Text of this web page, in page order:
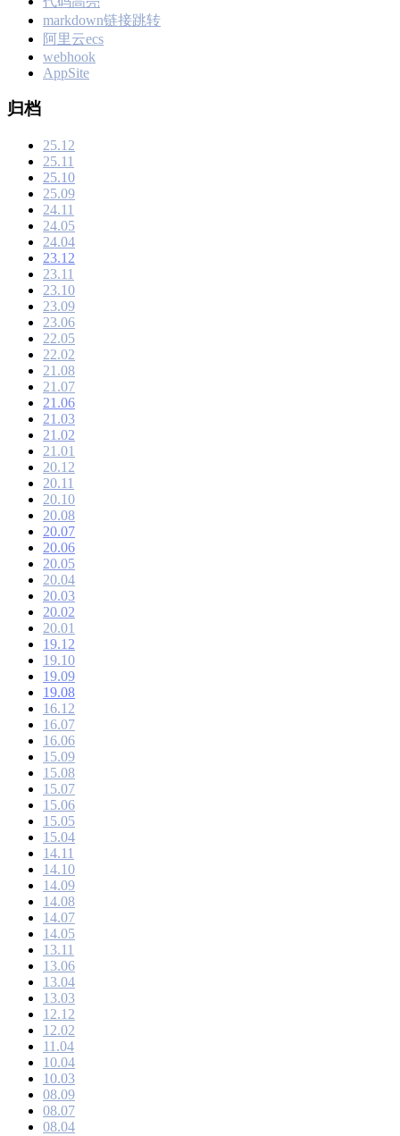
markdown链接跳转
阿里云ecs
webhook
AppSite
归档
25.12
25.11
25.10
25.09
24.11
24.05
24.04
23.12
23.11
23.10
23.09
23.06
22.05
22.02
21.08
21.07
21.06
21.03
21.02
21.01
20.12
20.11
20.10
20.08
20.07
20.06
20.05
20.04
20.03
20.02
20.01
19.12
19.10
19.09
19.08
16.12
16.07
16.06
15.09
15.08
15.07
15.06
15.05
15.04
14.11
14.10
14.09
14.08
14.07
14.05
13.11
13.06
13.04
13.03
12.12
12.02
11.04
10.04
10.03
08.09
08.07
08.04